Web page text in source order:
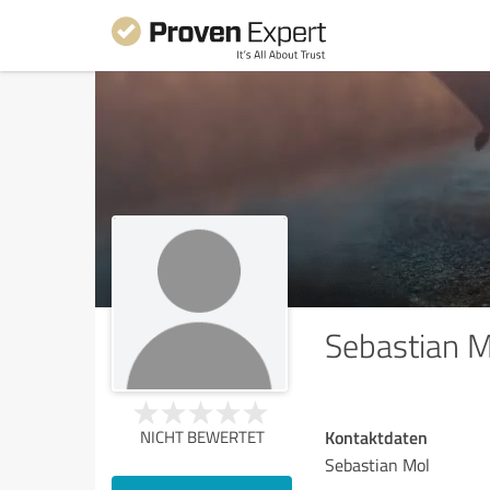
Sebastian
NICHT BEWERTET Kontaktdaten
Sebastian Mol